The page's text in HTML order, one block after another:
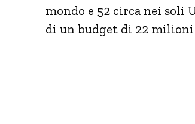
mondo e 52 circa nei soli
di un budget di 22